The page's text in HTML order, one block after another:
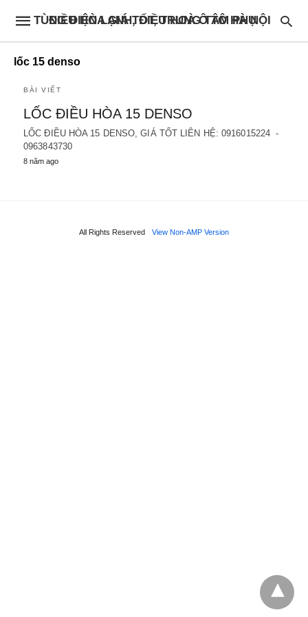
ĐIỀU HÒA GIÁ TỐT, TRUNG TÂM PHỤ TÙNG ĐIỆN LẠNH, ĐIỀU HOÀ Ô TÔ HÀ NỘI
lốc 15 denso
BÀI VIẾT
LỐC ĐIỀU HÒA 15 DENSO
LỐC ĐIỀU HÒA 15 DENSO, GIÁ TỐT LIÊN HỆ: 0916015224 -
0963843730
8 năm ago
All Rights Reserved View Non-AMP Version